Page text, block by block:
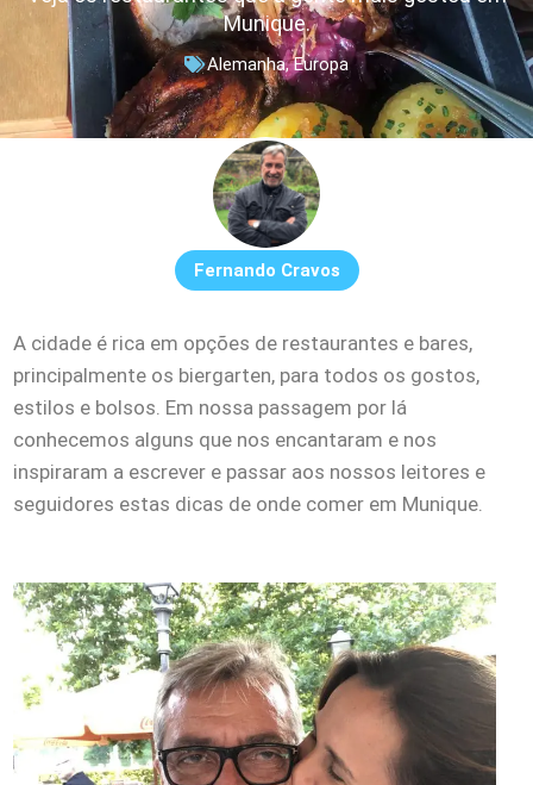
Munique.
Alemanha,Europa
Fernando Cravos
A cidade é rica em opções de restaurantes e bares,
principalmente os biergarten, para todos os gostos,
estilos e bolsos. Em nossa passagem por lá
conhecemos alguns que nos encantaram e nos
inspiraram a escrever e passar aos nossos leitores e
seguidores estas dicas de onde comer em Munique.